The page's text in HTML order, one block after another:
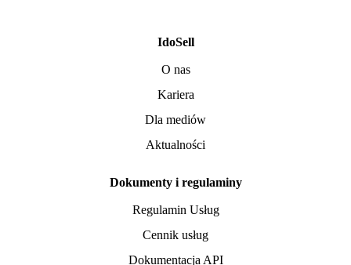
IdoSell
O nas
Kariera
Dla mediów
Aktualności
Dokumenty i regulaminy
Regulamin Usług
Cennik usług
Dokumentacja API